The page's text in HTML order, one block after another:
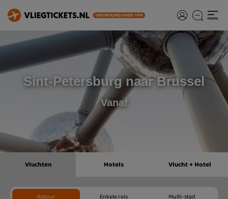
Sint-Petersburg naar Brussel
Vanaf